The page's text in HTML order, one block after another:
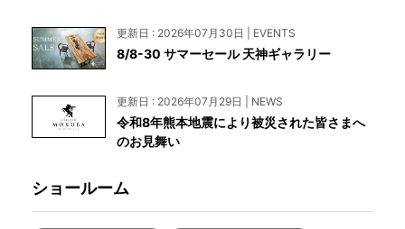
更新日 : 2026年07月30日 | EVENTS
8/8-30 サマーセール 天神ギャラリー
更新日 : 2026年07月29日 | NEWS
令和8年熊本地震により被災された皆さまへ
のお見舞い
ショールーム